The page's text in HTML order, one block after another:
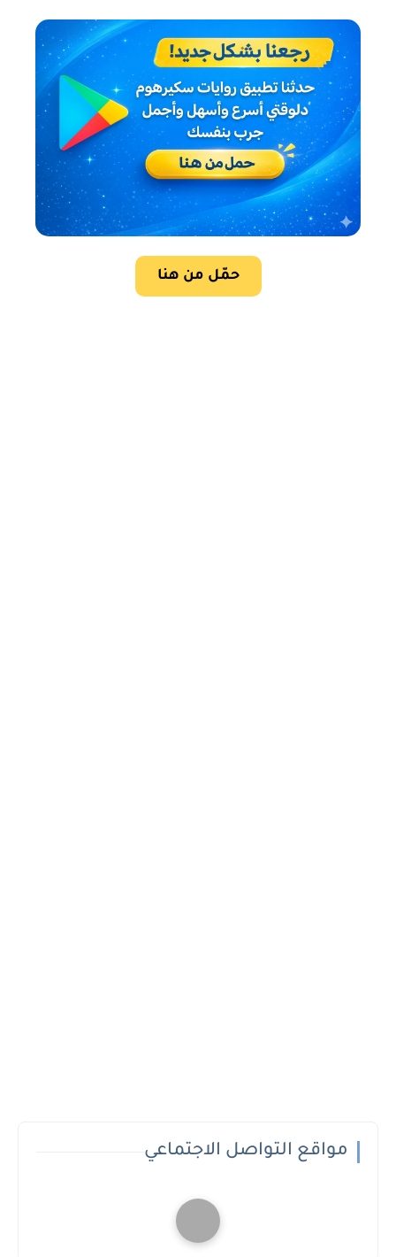
حمّل من هنا
مواقع التواصل الاجتماعي